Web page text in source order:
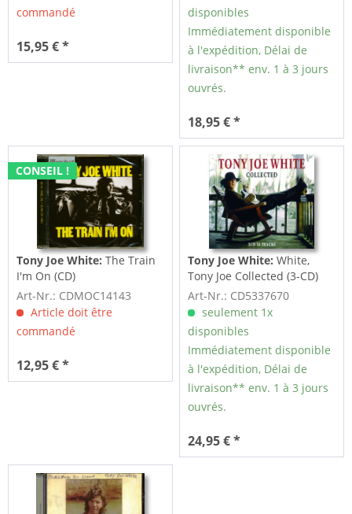
commandé
15,95 € *
disponibles
Immédiatement disponible
à l'expédition, Délai de
livraison** env. 1 à 3 jours
ouvrés.
18,95 € *
CONSEIL !
Tony Joe White:The Train
I'm On (CD)
Art-Nr.: CDMOC14143
Article doit être
commandé
12,95 € *
Tony Joe White:White,
Tony Joe Collected (3-CD)
Art-Nr.: CD5337670
seulement 1x
disponibles
Immédiatement disponible
à l'expédition, Délai de
livraison** env. 1 à 3 jours
ouvrés.
24,95 € *